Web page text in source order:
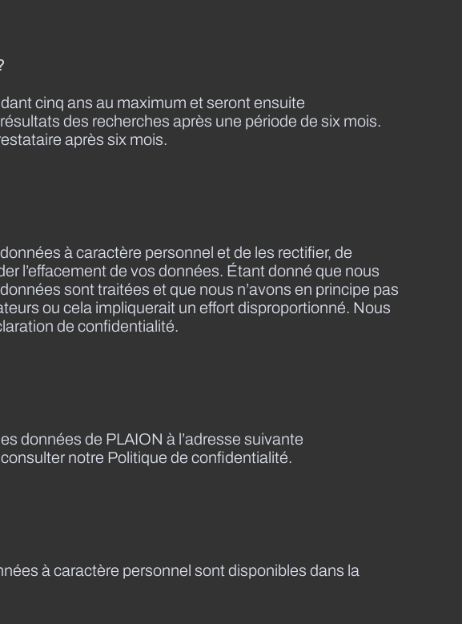
cinq ans au maximum et seront ensuite
des recherches après une période de six mois.
après six mois.
à caractère personnel et de les rectifier, de
l’effacement de vos données. Étant donné que nous
sont traitées et que nous n’avons en principe pas
ou cela impliquerait un effort disproportionné. Nous
de confidentialité.
données de PLAION à l’adresse suivante
notre Politique de confidentialité.
à caractère personnel sont disponibles dans la